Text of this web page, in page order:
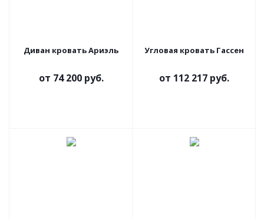
Диван кровать Ариэль
от 74 200 руб.
Угловая кровать Гассен
от 112 217 руб.